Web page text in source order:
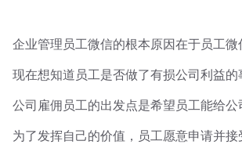
企业管理员工微信的根本原因在于员工微
现在想知道员工是否做了有损公司利益的
公司雇佣员工的出发点是希望员工能给公
为了发挥自己的价值，员工愿意申请并